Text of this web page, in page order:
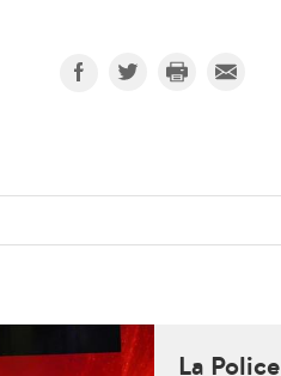
La